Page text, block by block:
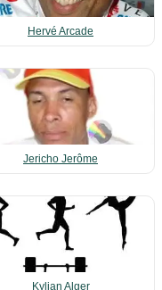
Hervé Arcade
Jericho Jerôme
Kylian Alger